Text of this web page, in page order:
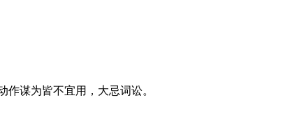
谋为皆不宜用，大忌词讼。